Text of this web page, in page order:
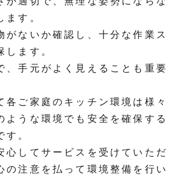
ます。
がないか確認し、十分な作業ス
します。
、手元がよく見えることも重要
各ご家庭のキッチン環境は様々
ような環境でも安全を確保する
す。
心してサービスを受けていただ
の注意を払って環境整備を行い